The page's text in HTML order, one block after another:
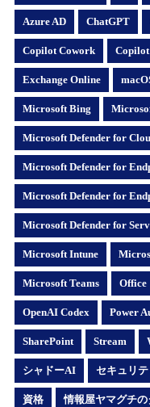
Azure AD ChatGPT
Copilot Cowork
Exchange Online
Microsoft Bing
Microsoft Defender for
Microsoft Defender for
Microsoft Defender for
Microsoft Defender for
Microsoft Intune
Microsoft Teams Office
OpenAI Codex Power
SharePoint Stream
シャドーAI セキュリテ
資格 情報屋ヤマグチの